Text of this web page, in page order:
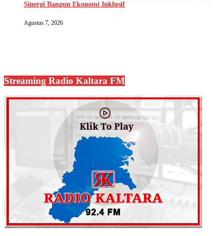
Sinergi Bangun Ekonomi Inklusif
Agustus 7, 2026
Streaming Radio Kaltara FM